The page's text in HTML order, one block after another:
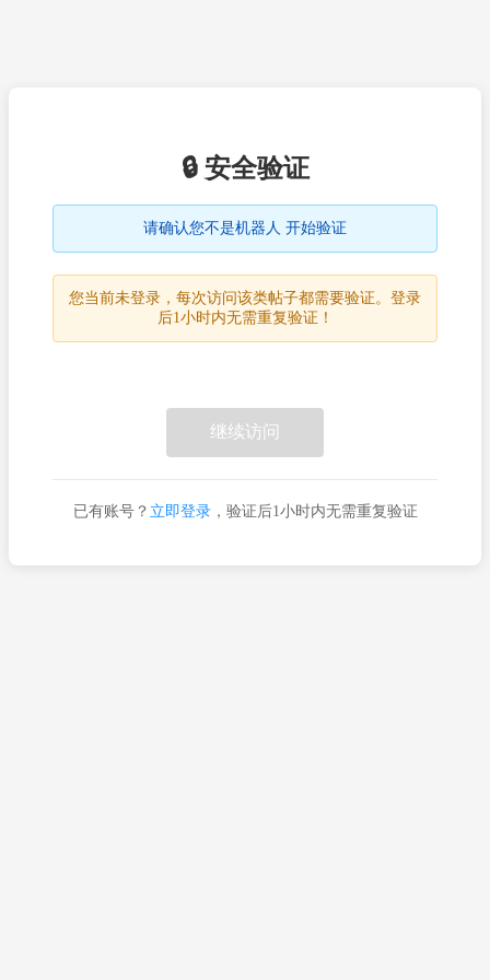
🔒 安全验证
请确认您不是机器人 开始验证
您当前未登录，每次访问该类帖子都需要验证。登录
后1小时内无需重复验证！
继续访问
已有账号？ 立即登录，验证后1小时内无需重复验证